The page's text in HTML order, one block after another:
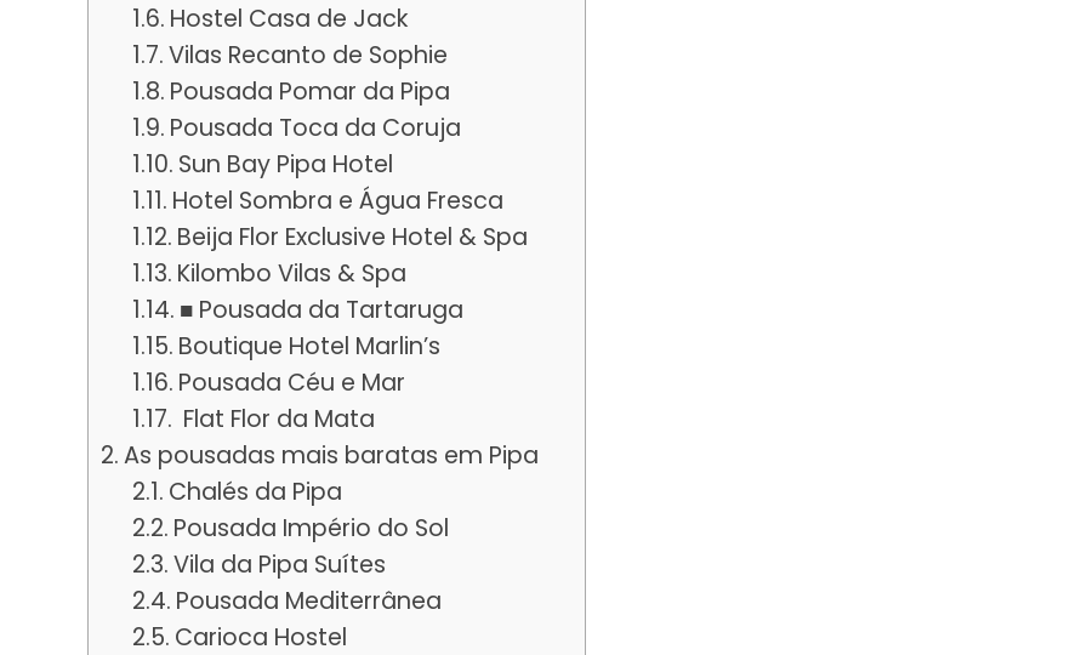
Hostel Casa de Jack
Vilas Recanto de Sophie
Pousada Pomar da Pipa
Pousada Toca da Coruja
Sun Bay Pipa Hotel
Hotel Sombra e Água Fresca
Beija Flor Exclusive Hotel & Spa
Kilombo Vilas & Spa
■ Pousada da Tartaruga
Boutique Hotel Marlin’s
Pousada Céu e Mar
Flat Flor da Mata
As pousadas mais baratas em Pipa
Chalés da Pipa
Pousada Império do Sol
Vila da Pipa Suítes
Pousada Mediterrânea
Carioca Hostel